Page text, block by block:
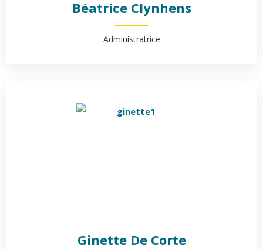
Béatrice Clynhens
Administratrice
Ginette De Corte